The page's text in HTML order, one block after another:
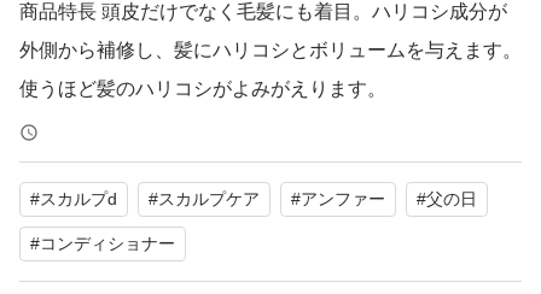
商品特長 頭皮だけでなく毛髪にも着目。ハリコシ成分が
外側から補修し、髪にハリコシとボリュームを与えます。
使うほど髪のハリコシがよみがえります。
商品の形状 シャンプー ボトル
ブランド ＳＣＡＬＰＤ(スカルプＤ)
ヘアタイプ ダメージ
香り 高級感のあるシトラスセレブリティーの香り
#スカルプd #スカルプケア #アンファー #父の日
#コンディショナー